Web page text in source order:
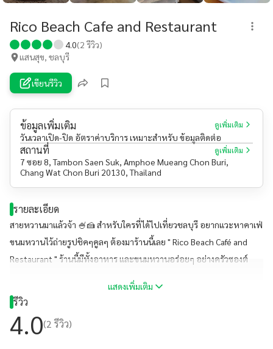
Rico Beach Cafe and Restaurant
4.0(2 รีวิว)
แสนสุข, ชลบุรี
เขียนรีวิว
ข้อมูลเพิ่มเติม ดูเพิ่มเติม
วันเวลาเปิด-ปิด อัตราค่าบริการ เหมาะสำหรับ ข้อมูลติดต่อ
สถานที่ ดูเพิ่มเติม
7 ซอย 8, Tambon Saen Suk, Amphoe Mueang Chon Buri,
Chang Wat Chon Buri 20130, Thailand
รายละเอียด
สายหวานมาแล้วจ้า 🍧🍰 สำหรับใครที่ได้ไปเที่ยวชลบุรี อยากแวะหาคาเฟ่
ขนมหวานไว้ถ่ายรูปชิคๆคูลๆ ต้องมาร้านนี้เลย " Rico Beach Café and
Restaurant " ร้านนี้มีทั้งอาหาร และขนมหวานอร่อยๆ อย่างครัวซองต์
สวยๆหลายมุม ไว้อัพลงโซเชียลด้วยน้า~ #ร้านนี้พี่แหม่มมี่แนะนำ
แสดงเพิ่มเติม
รีวิว
4.0(2 รีวิว)